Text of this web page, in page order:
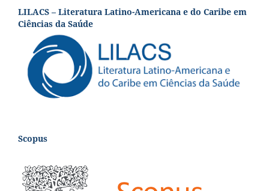
LILACS – Literatura Latino-Americana e do Caribe em
Ciências da Saúde
Scopus